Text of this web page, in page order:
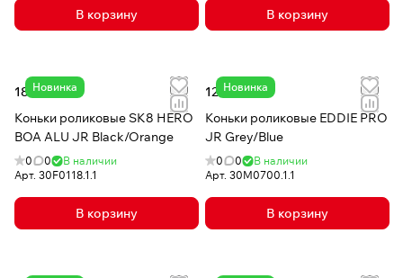
В корзину В корзину
Новинка
18 380 сом
Коньки роликовые SK8 HERO
BOA ALU JR Black/Orange
0 0
В наличии
Арт. 30F0118.1.1
В корзину
Новинка
12 980 сом
Коньки роликовые EDDIE PRO
JR Grey/Blue
0 0
В наличии
Арт. 30M0700.1.1
В корзину